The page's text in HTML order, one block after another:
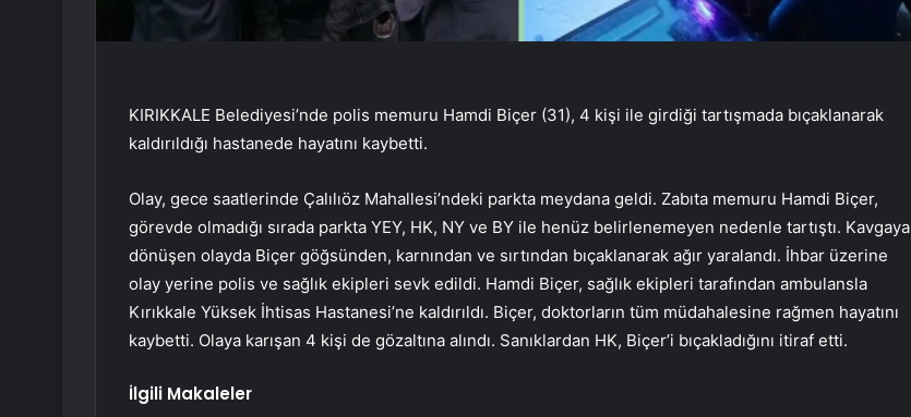
KIRIKKALE Belediyesi’nde polis memuru Hamdi Biçer (31), 4 kişi ile girdiği tartışmada bıçaklanarak
kaldırıldığı hastanede hayatını kaybetti.
Olay, gece saatlerinde Çalılıöz Mahallesi’ndeki parkta meydana geldi. Zabıta memuru Hamdi Biçer,
görevde olmadığı sırada parkta YEY, HK, NY ve BY ile henüz belirlenemeyen nedenle tartıştı. Kavgaya
dönüşen olayda Biçer göğsünden, karnından ve sırtından bıçaklanarak ağır yaralandı. İhbar üzerine
olay yerine polis ve sağlık ekipleri sevk edildi. Hamdi Biçer, sağlık ekipleri tarafından ambulansla
Kırıkkale Yüksek İhtisas Hastanesi’ne kaldırıldı. Biçer, doktorların tüm müdahalesine rağmen hayatını
kaybetti. Olaya karışan 4 kişi de gözaltına alındı. Sanıklardan HK, Biçer’i bıçakladığını itiraf etti.
İlgili Makaleler